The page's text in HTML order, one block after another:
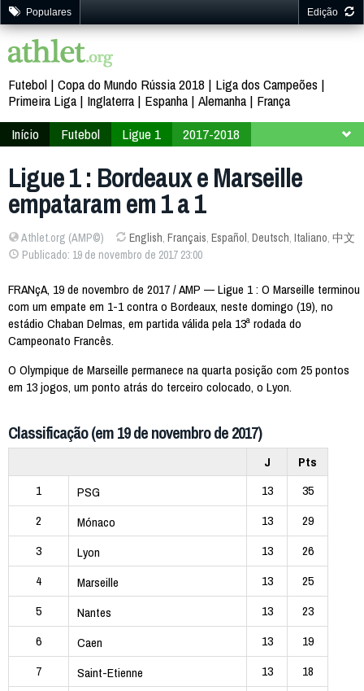
Populares Edição
Futebol Copa do Mundo Rússia 2018
Liga dos Campeões
Primeira Liga
Inglaterra Espanha Alemanha
França
Início
Futebol Ligue 1
2017-2018
Ligue 1 : Bordeaux e Marseille
empataram em 1 a 1
Athlet.org (AMP©) English, Français, Español, Deutsch, Italiano, 中文
Publicado: 19 de novembro de 2017 23:00
FRANçA, 19 de novembro de 2017 / AMP — Ligue 1 : O Marseille terminou
com um empate em 1-1 contra o Bordeaux, neste domingo (19), no
estádio Chaban Delmas, em partida válida pela 13ª rodada do
Campeonato Francês.
O Olympique de Marseille permanece na quarta posição com 25 pontos
em 13 jogos, um ponto atrás do terceiro colocado, o Lyon.
Classificação (em 19 de novembro de 2017)
J
Pts
1
PSG 13
35
2
Mónaco 13
29
3
Lyon 13
26
4
Marseille 13
25
5
Nantes 13
23
6
Caen 13
19
7
Saint-Etienne 13
18